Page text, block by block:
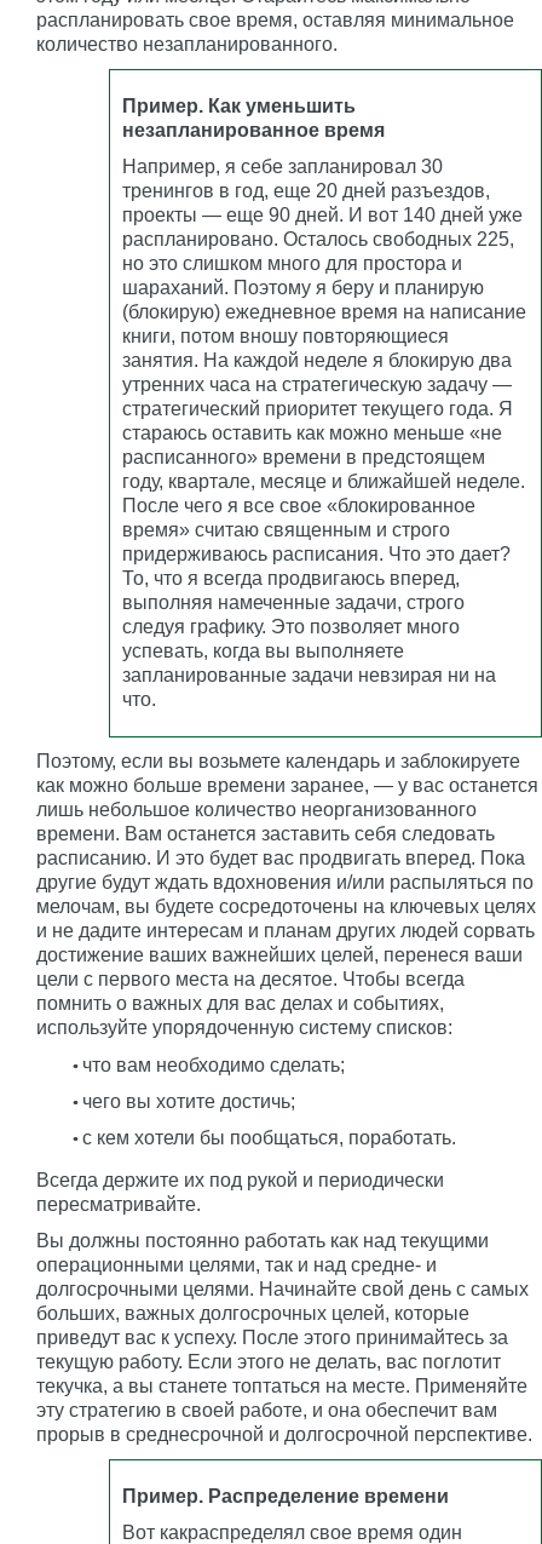
распланировать свое время, оставляя минимальное
количество незапланированного.
Пример. Как уменьшить
незапланированное время
Например, я себе запланировал 30
тренингов в год, еще 20 дней разъездов,
проекты — еще 90 дней. И вот 140 дней уже
распланировано. Осталось свободных 225,
но это слишком много для простора и
шараханий. Поэтому я беру и планирую
(блокирую) ежедневное время на написание
книги, потом вношу повторяющиеся
занятия. На каждой неделе я блокирую два
утренних часа на стратегическую задачу —
стратегический приоритет текущего года. Я
стараюсь оставить как можно меньше «не
расписанного» времени в предстоящем
году, квартале, месяце и ближайшей неделе.
После чего я все свое «блокированное
время» считаю священным и строго
придерживаюсь расписания. Что это дает?
То, что я всегда продвигаюсь вперед,
выполняя намеченные задачи, строго
следуя графику. Это позволяет много
успевать, когда вы выполняете
запланированные задачи невзирая ни на
что.
Поэтому, если вы возьмете календарь и заблокируете
как можно больше времени заранее, — у вас останется
лишь небольшое количество неорганизованного
времени. Вам останется заставить себя следовать
расписанию. И это будет вас продвигать вперед. Пока
другие будут ждать вдохновения и/или распыляться по
мелочам, вы будете сосредоточены на ключевых целях
и не дадите интересам и планам других людей сорвать
достижение ваших важнейших целей, перенеся ваши
цели с первого места на десятое. Чтобы всегда
помнить о важных для вас делах и событиях,
используйте упорядоченную систему списков:
что вам необходимо сделать;
чего вы хотите достичь;
с кем хотели бы пообщаться, поработать.
Всегда держите их под рукой и периодически
пересматривайте.
Вы должны постоянно работать как над текущими
операционными целями, так и над средне- и
долгосрочными целями. Начинайте свой день с самых
больших, важных долгосрочных целей, которые
приведут вас к успеху. После этого принимайтесь за
текущую работу. Если этого не делать, вас поглотит
текучка, а вы станете топтаться на месте. Применяйте
эту стратегию в своей работе, и она обеспечит вам
прорыв в среднесрочной и долгосрочной перспективе.
Пример. Распределение времени
Вот какраспределял свое время один